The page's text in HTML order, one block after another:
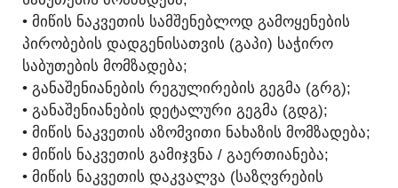
• ᲛᲘᲬᲘᲡ ᲜᲐᲙᲕᲔᲗᲘᲡ ᲡᲐᲛᲨᲔᲜᲔᲑᲚᲝᲓ ᲒᲐᲛᲝᲧᲔᲜᲔᲑᲘᲡ
ᲞᲘᲠᲝᲑᲔᲑᲘᲡ ᲓᲐᲓᲒᲔᲜᲘᲡᲐᲗᲕᲘᲡ (ᲒᲐᲞᲘ) ᲡᲐᲭᲘᲠᲝ
ᲡᲐᲑᲣᲗᲔᲑᲘᲡ ᲛᲝᲛᲖᲐᲓᲔᲑᲐ;
• ᲒᲐᲜᲐᲨᲔᲜᲘᲐᲜᲔᲑᲘᲡ ᲠᲔᲒᲣᲚᲘᲠᲔᲑᲘᲡ ᲒᲔᲒᲛᲐ (ᲒᲠᲒ);
• ᲒᲐᲜᲐᲨᲔᲜᲘᲐᲜᲔᲑᲘᲡ ᲓᲔᲢᲐᲚᲣᲠᲘ ᲒᲔᲒᲛᲐ (ᲒᲓᲒ);
• ᲛᲘᲬᲘᲡ ᲜᲐᲙᲕᲔᲗᲘᲡ ᲐᲖᲝᲛᲕᲘᲗᲘ ᲜᲐᲮᲐᲖᲘᲡ ᲛᲝᲛᲖᲐᲓᲔᲑᲐ;
• ᲛᲘᲬᲘᲡ ᲜᲐᲙᲕᲔᲗᲘᲡ ᲒᲐᲛᲘᲯᲕᲜᲐ / ᲒᲐᲔᲠᲗᲘᲐᲜᲔᲑᲐ;
• ᲛᲘᲬᲘᲡ ᲜᲐᲙᲕᲔᲗᲘᲡ ᲓᲐᲙᲕᲐᲚᲕᲐ (ᲡᲐᲖᲦᲕᲠᲔᲑᲘᲡ